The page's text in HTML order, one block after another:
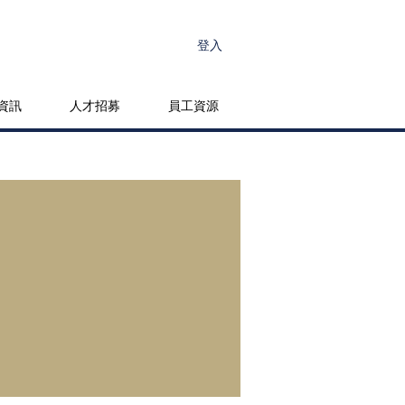
登入
訊 人才招募 員工資源